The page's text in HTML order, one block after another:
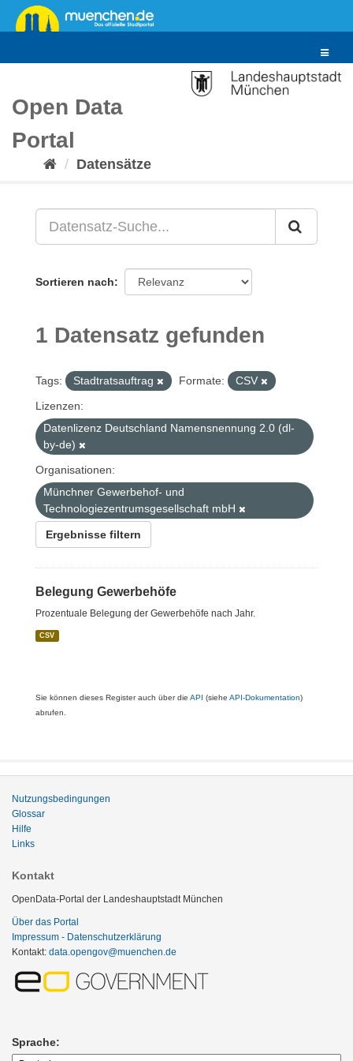
Überspringen
zum
Toggle
Open Data
Portal
Datensätze
Sortieren nach
1 Datensatz gefunden
Tags: Stadtratsauftrag Formate:
CSV
Lizenzen:
Datenlizenz Deutschland Namensnennung 2.0 (dl-
by-de)
Organisationen:
Münchner Gewerbehof- und
Technologiezentrumsgesellschaft mbH
Ergebnisse filtern
Belegung Gewerbehöfe
Prozentuale Belegung der Gewerbehöfe nach Jahr.
CSV
Sie können dieses Register auch über die API (siehe API-Dokumentation)
abrufen.
Nutzungsbedingungen
Glossar
Hilfe
Links
Kontakt
OpenData-Portal der Landeshauptstadt München
Über das Portal
Impressum - Datenschutzerklärung
Kontakt: data.opengov@muenchen.de
Sprache